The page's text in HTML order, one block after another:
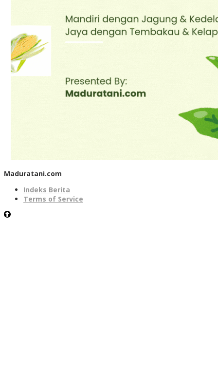
Maduratani.com
Indeks Berita
Terms of Service